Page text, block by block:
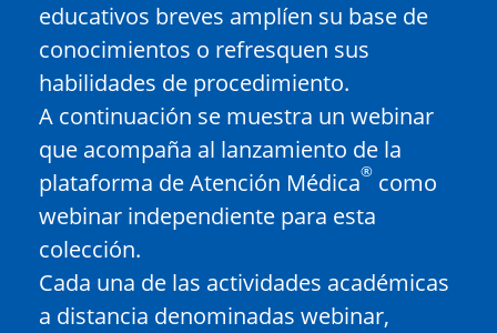
educativos breves amplíen su base de
conocimientos o refresquen sus
habilidades de procedimiento.
A continuación se muestra un webinar
que acompaña al lanzamiento de la
plataforma de Atención Médica® como
webinar independiente para esta
colección.
Cada una de las actividades académicas
a distancia denominadas webinar,